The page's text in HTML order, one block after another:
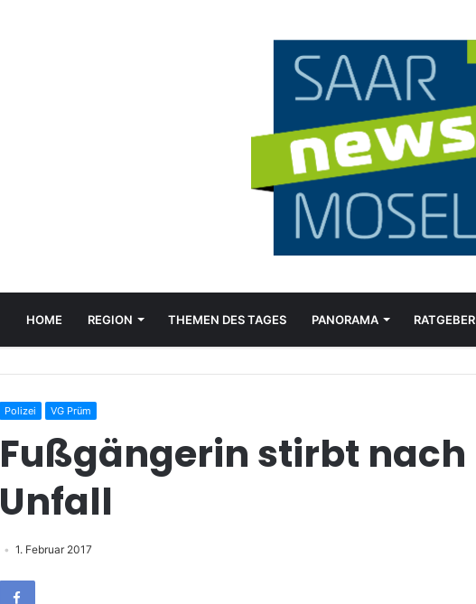
HOME REGION THEMEN DES TAGES PANORAMA RATGEBER
Polizei VG Prüm
Fußgängerin stirbt nach
Unfall
1. Februar 2017